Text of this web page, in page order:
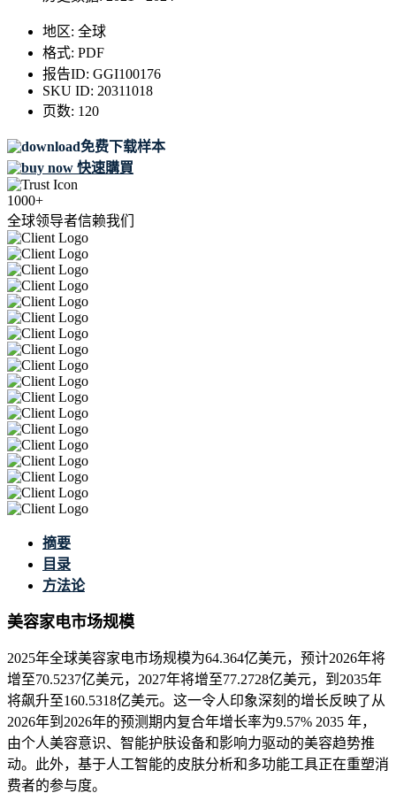
地区: 全球
格式: PDF
报告ID: GGI100176
SKU ID: 20311018
页数: 120
免费下载样本
快速購買
1000+
全球领导者信赖我们
摘要
目录
方法论
美容家电市场规模
2025年全球美容家电市场规模为64.364亿美元，预计2026年将
增至70.5237亿美元，2027年将增至77.2728亿美元，到2035年
将飙升至160.5318亿美元。这一令人印象深刻的增长反映了从
2026年到2026年的预测期内复合年增长率为9.57% 2035 年，
由个人美容意识、智能护肤设备和影响力驱动的美容趋势推
动。此外，基于人工智能的皮肤分析和多功能工具正在重塑消
费者的参与度。